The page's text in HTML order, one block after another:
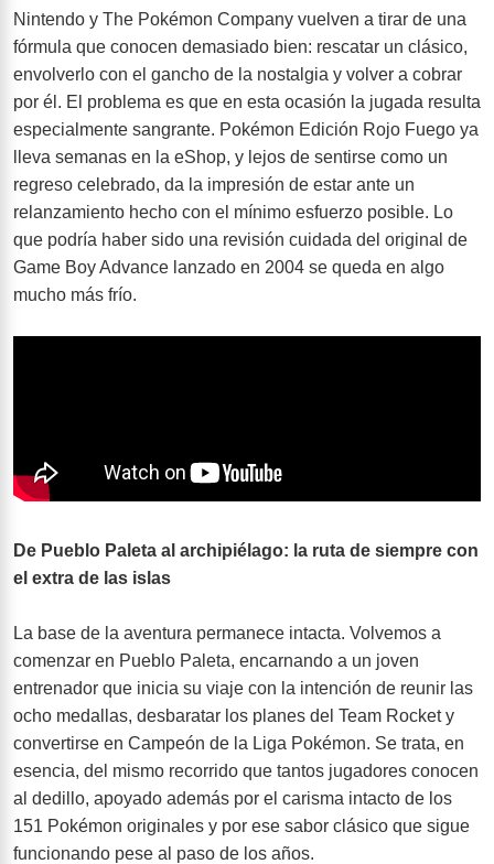
Análisis Imágenes
Trucos
Nintendo y The Pokémon Company vuelven a tirar de una
fórmula que conocen demasiado bien: rescatar un clásico,
envolverlo con el gancho de la nostalgia y volver a cobrar
por él. El problema es que en esta ocasión la jugada resulta
especialmente sangrante. Pokémon Edición Rojo Fuego ya
lleva semanas en la eShop, y lejos de sentirse como un
regreso celebrado, da la impresión de estar ante un
relanzamiento hecho con el mínimo esfuerzo posible. Lo
que podría haber sido una revisión cuidada del original de
Game Boy Advance lanzado en 2004 se queda en algo
mucho más frío.
De Pueblo Paleta al archipiélago: la ruta de siempre con
el extra de las islas
La base de la aventura permanece intacta. Volvemos a
comenzar en Pueblo Paleta, encarnando a un joven
entrenador que inicia su viaje con la intención de reunir las
ocho medallas, desbaratar los planes del Team Rocket y
convertirse en Campeón de la Liga Pokémon. Se trata, en
esencia, del mismo recorrido que tantos jugadores conocen
al dedillo, apoyado además por el carisma intacto de los
151 Pokémon originales y por ese sabor clásico que sigue
funcionando pese al paso de los años.